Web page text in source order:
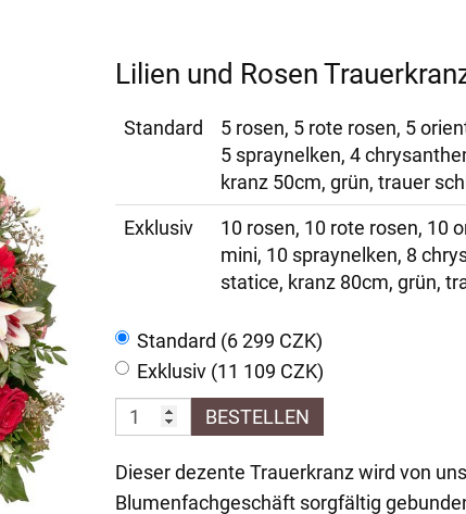
Lilien und Rosen
Standard
5 rosen, 5 rote rosen, 5
5 spraynelken, 4
kranz 50cm, grün, trauer
Exklusiv
10 rosen, 10 rote rosen, 10
mini, 10 spraynelken, 8
statice, kranz 80cm, grün,
Standard (6 299 CZK)
Exklusiv (11 109 CZK)
BESTELLEN
Dieser dezente Trauerkranz wird von
Blumenfachgeschäft sorgfältig